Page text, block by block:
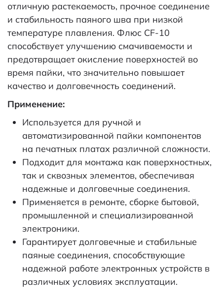
отличную растекаемость, прочное соединение
и стабильность паяного шва при низкой
температуре плавления. Флюс CF-10
способствует улучшению смачиваемости и
предотвращает окисление поверхностей во
время пайки, что значительно повышает
качество и долговечность соединений.
Применение:
Используется для ручной и
автоматизированной пайки компонентов
на печатных платах различной сложности.
Подходит для монтажа как поверхностных,
так и сквозных элементов, обеспечивая
надежные и долговечные соединения.
Применяется в ремонте, сборке бытовой,
промышленной и специализированной
электроники.
Гарантирует долговечные и стабильные
паяные соединения, способствующие
надежной работе электронных устройств в
различных условиях эксплуатации.